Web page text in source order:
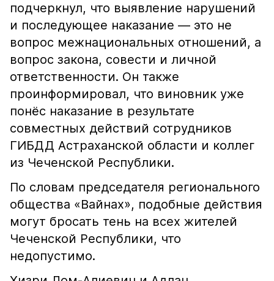
подчеркнул, что выявление нарушений
и последующее наказание — это не
вопрос межнациональных отношений, а
вопрос закона, совести и личной
ответственности. Он также
проинформировал, что виновник уже
понёс наказание в результате
совместных действий сотрудников
ГИБДД Астраханской области и коллег
из Чеченской Республики.
По словам председателя регионального
общества «Вайнах», подобные действия
могут бросать тень на всех жителей
Чеченской Республики, что
недопустимо.